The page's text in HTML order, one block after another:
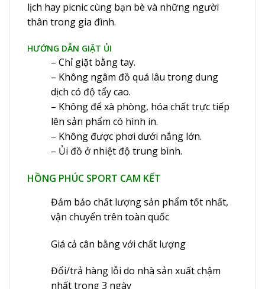
lịch hay picnic cùng bạn bè và những người
thân trong gia đình.
HƯỚNG DẪN GIẶT ỦI
– Chỉ giặt bằng tay.
– Không ngâm đồ quá lâu trong dung
dịch có độ tẩy cao.
– Không để xà phòng, hóa chất trực tiếp
lên sản phẩm có hình in.
– Không được phơi dưới nắng lớn.
– Ủi đồ ở nhiệt độ trung bình.
HỒNG PHÚC SPORT CAM KẾT
Đảm bảo chất lượng sản phẩm tốt nhất,
vận chuyển trên toàn quốc
Giá cả cân bằng với chất lượng
Đổi/trả hàng lỗi do nhà sản xuất chậm
nhất trong 3 ngày